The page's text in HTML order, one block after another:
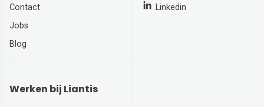
Contact
Jobs
Blog
Linkedin
Werken bij Liantis